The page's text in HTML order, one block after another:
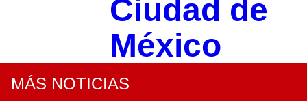
Ciudad de
México
MÁS NOTICIAS